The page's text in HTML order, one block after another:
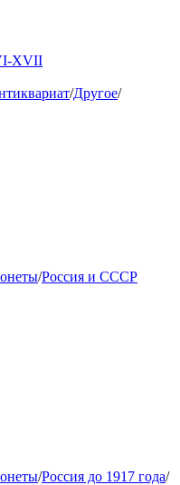
XVII
/Другое/
/Россия и СССР
/Россия до 1917 года/